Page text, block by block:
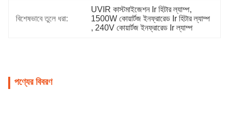
বিশেষভাবে তুলে ধরা:
UVIR কাস্টমাইজেশন Ir হিটার ল্যাম্প,
1500W কোয়ার্টজ ইনফ্রারেড Ir হিটার ল্যাম্প
, 240V কোয়ার্টজ ইনফ্রারেড Ir ল্যাম্প
পণ্যের বিবরণ